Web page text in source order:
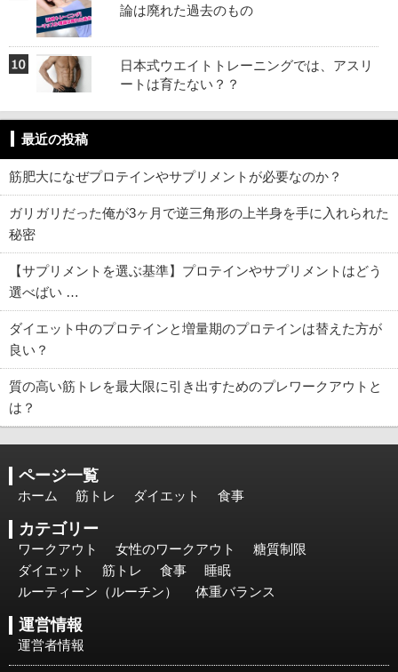
論は廃れた過去のもの
日本式ウエイトトレーニングでは、アスリ
ートは育たない？？
最近の投稿
筋肥大になぜプロテインやサプリメントが必要なのか？
ガリガリだった俺が3ヶ月で逆三角形の上半身を手に入れられた
秘密
【サプリメントを選ぶ基準】プロテインやサプリメントはどう
選べばい …
ダイエット中のプロテインと増量期のプロテインは替えた方が
良い？
質の高い筋トレを最大限に引き出すためのプレワークアウトと
は？
ページ一覧
ホーム 筋トレ ダイエット 食事
カテゴリー
ワークアウト 女性のワークアウト
糖質制限
ダイエット
筋トレ 食事
睡眠
ルーティーン（ルーチン）
体重バランス
運営情報
運営者情報